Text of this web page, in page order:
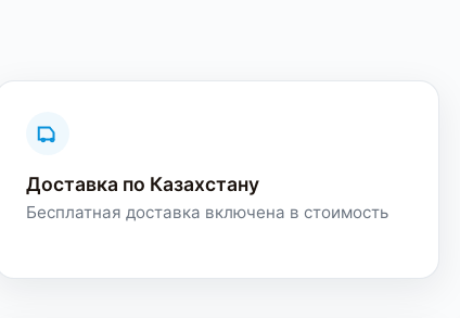
Доставка по Казахстану
Бесплатная доставка включена в стоимость